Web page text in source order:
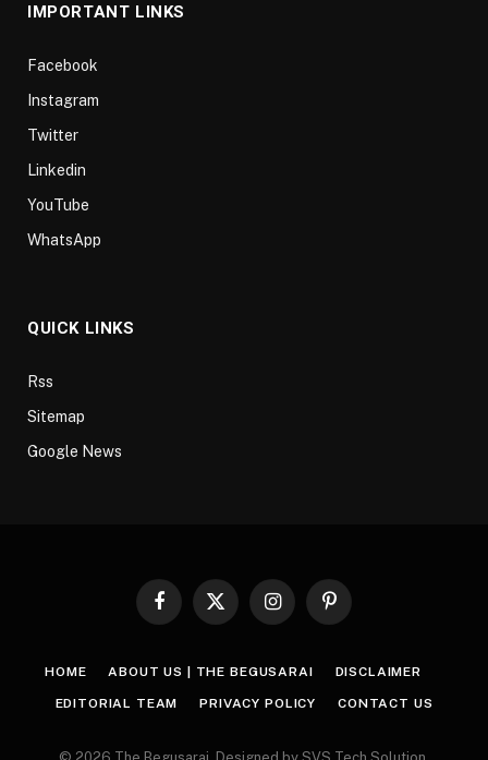
IMPORTANT LINKS
Facebook
Instagram
Twitter
Linkedin
YouTube
WhatsApp
QUICK LINKS
Rss
Sitemap
Google News
Facebook
X
InstagramPinterest
HOME ABOUT US | THE BEGUSARAI DISCLAIMER
EDITORIAL TEAM PRIVACY POLICY CONTACT US